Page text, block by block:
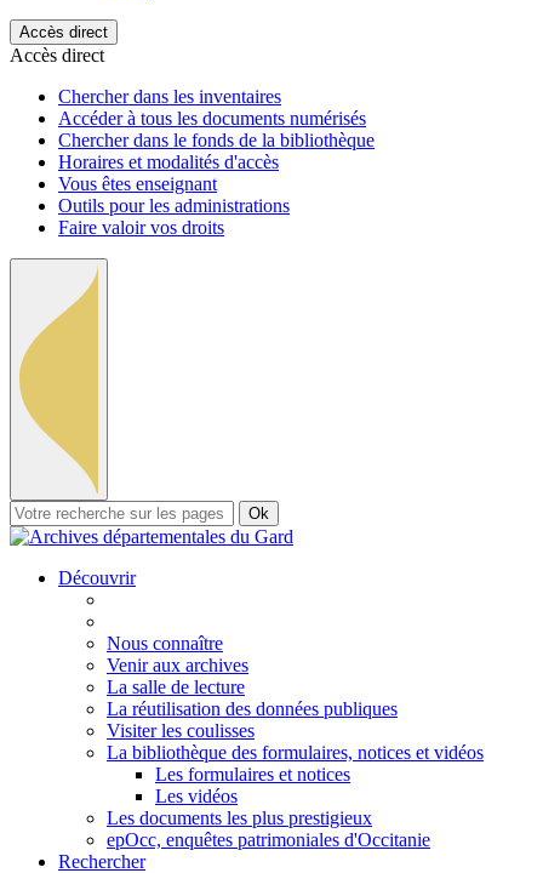
Accès direct
Accès direct
Chercher dans les inventaires
Accéder à tous les documents numérisés
Chercher dans le fonds de la bibliothèque
Horaires et modalités d'accès
Vous êtes enseignant
Outils pour les administrations
Faire valoir vos droits
Ok
Découvrir
Nous connaître
Venir aux archives
La salle de lecture
La réutilisation des données publiques
Visiter les coulisses
La bibliothèque des formulaires, notices et vidéos
Les formulaires et notices
Les vidéos
Les documents les plus prestigieux
epOcc, enquêtes patrimoniales d'Occitanie
Rechercher